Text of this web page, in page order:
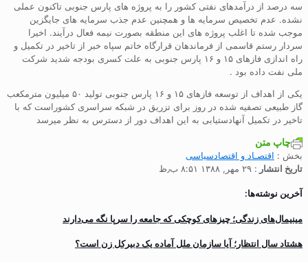
سه درصد از درآمدهای نفتی کشور را به پروژه های پارس جنوبی تاکنون عملی
نشده. عدم تخصیص سرمایه ها و همچنین عدم جذب سرمایه های جایگزین
موجب شده تا اغلب پروژه های این منطقه بصورت نیمه فعال درآیند. اخیرا
سردار رستم قاسمی از فرماندهان قرارگاه خاتم سپاه خبر از تاخیر در تکمیل و
راه اندازی فازهای ۱۵ و ۱۶ پارس جنوبی به علت کسری بودجه شدید شرکت
ملی نفت داده بود .
یکی از اهداف از توسعه فازهای ۱۵ و ۱۶ پارس جنوبی تولید ۵۰ میلیون مترمکعب
گاز طبیعی تصفیه شده در روز برای تزریق در شبکه سراسری کشوراست که با
تاخیر در تکمیل آنهادستیابی به این اهداف دور از دسترس به نظر میرسد
چاپ متن
بخش : اقتصـاد و اقتصاد‌سیاسی
تاریخ انتشار : ۲۹ مهر, ۱۳۸۸ ۸:۵۱ ب٫ظ
آخرین نوشته‌ها:
مینیمال‌های زندگی؛ چیزهای کوچکی که جامعه را سرپا نگه می‌دارند
هشتاد سال انتظار؛ آیا سازمان ملل آماده یک دبیرکل زن است؟